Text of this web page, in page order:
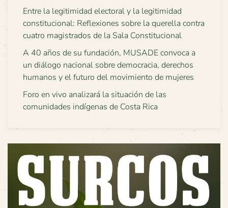
Entre la legitimidad electoral y la legitimidad
constitucional: Reflexiones sobre la querella contra
cuatro magistrados de la Sala Constitucional
A 40 años de su fundación, MUSADE convoca a
un diálogo nacional sobre democracia, derechos
humanos y el futuro del movimiento de mujeres
Foro en vivo analizará la situación de las
comunidades indígenas de Costa Rica